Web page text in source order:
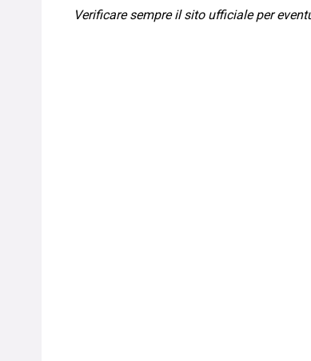
Verificare sempre il sito ufficiale per